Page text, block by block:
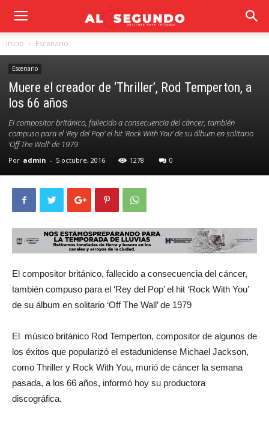
Inicio Escenario
Escenario
Muere el creador de ‘Thriller’, Rod Temperton, a
los 66 años
El compositor británico, fallecido a consecuencia del cáncer, también
compuso para el 'Rey del Pop' el hit 'Rock With You' de su álbum en solitario
'Off The Wall' de 1979
Por admin - 5 octubre, 2016 1278 0
El compositor británico, fallecido a consecuencia del cáncer,
también compuso para el ‘Rey del Pop’ el hit ‘Rock With You’
de su álbum en solitario ‘Off The Wall’ de 1979
El músico británico Rod Temperton, compositor de algunos de
los éxitos que popularizó el estadunidense Michael Jackson,
como Thriller y Rock With You, murió de cáncer la semana
pasada, a los 66 años, informó hoy su productora
discográfica.